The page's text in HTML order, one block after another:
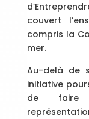
couvert
compris la
mer.
Au-delà de
initiative
de faire